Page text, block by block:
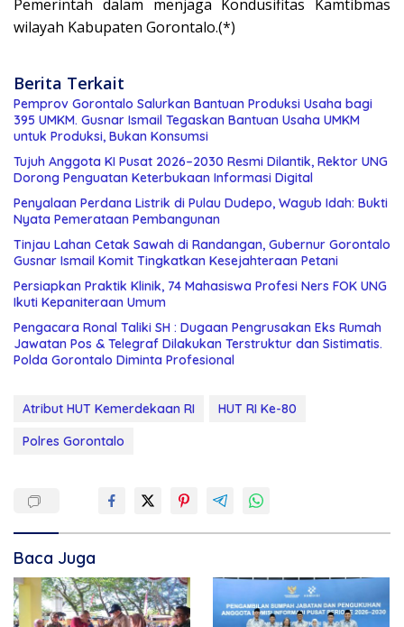
Pemerintah dalam menjaga Kondusifitas Kamtibmas
wilayah Kabupaten Gorontalo.(*)
Berita Terkait
Pemprov Gorontalo Salurkan Bantuan Produksi Usaha bagi
395 UMKM. Gusnar Ismail Tegaskan Bantuan Usaha UMKM
untuk Produksi, Bukan Konsumsi
Tujuh Anggota KI Pusat 2026–2030 Resmi Dilantik, Rektor UNG
Dorong Penguatan Keterbukaan Informasi Digital
Penyalaan Perdana Listrik di Pulau Dudepo, Wagub Idah: Bukti
Nyata Pemerataan Pembangunan
Tinjau Lahan Cetak Sawah di Randangan, Gubernur Gorontalo
Gusnar Ismail Komit Tingkatkan Kesejahteraan Petani
Persiapkan Praktik Klinik, 74 Mahasiswa Profesi Ners FOK UNG
Ikuti Kepaniteraan Umum
Pengacara Ronal Taliki SH : Dugaan Pengrusakan Eks Rumah
Jawatan Pos & Telegraf Dilakukan Terstruktur dan Sistimatis.
Polda Gorontalo Diminta Profesional
Atribut HUT Kemerdekaan RI
HUT RI Ke-80
Polres Gorontalo
Baca Juga